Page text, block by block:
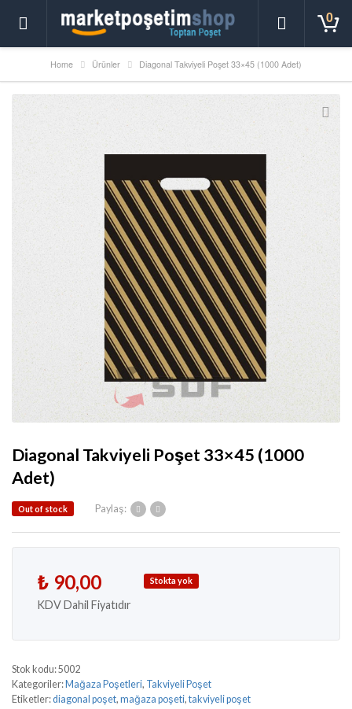
0
Home Ürünler Diagonal Takviyeli Poşet 33×45 (1000 Adet)
Diagonal Takviyeli Poşet 33×45 (1000
Adet)
Paylaş:
Out of stock
₺ 90,00
KDV Dahil Fiyatıdır
Stokta yok
Stok kodu:5002
Kategoriler: Mağaza Poşetleri, Takviyeli Poşet
Etiketler:diagonal poşet, mağaza poşeti,takviyeli poşet